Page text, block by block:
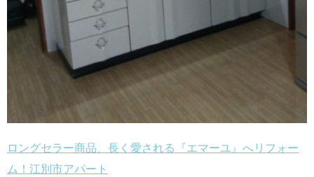
ロングセラー商品、長く愛される『エマーユ』へリフォー
ム！江別市アパート